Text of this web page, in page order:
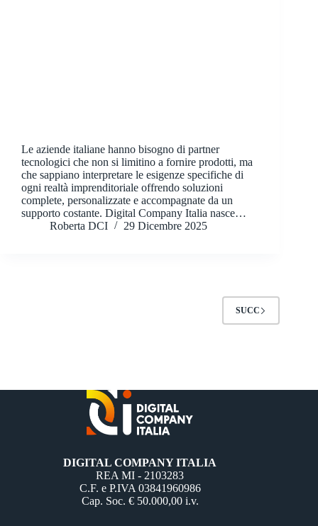
Le aziende italiane hanno bisogno di partner
tecnologici che non si limitino a fornire prodotti, ma
che sappiano interpretare le esigenze specifiche di
ogni realtà imprenditoriale offrendo soluzioni
complete, personalizzate e accompagnate da un
supporto costante. Digital Company Italia nasce…
Roberta DCI
29 Dicembre 2025
SUCC
DIGITAL COMPANY ITALIA
REA MI - 2103283
C.F. e P.IVA 03841960986
Cap. Soc. € 50.000,00 i.v.